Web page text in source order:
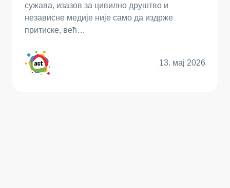
сужава, изазов за цивилно друштво и
независне медије није само да издрже
притиске, већ…
13. мај 2026